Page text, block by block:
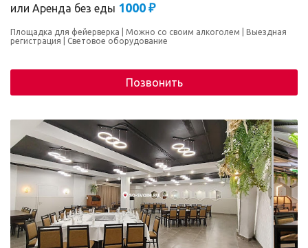
или Аренда без еды 1000 ₽
Площадка для фейерверка Можно со своим алкоголем
Выездная
регистрация
Световое оборудование
Позвонить